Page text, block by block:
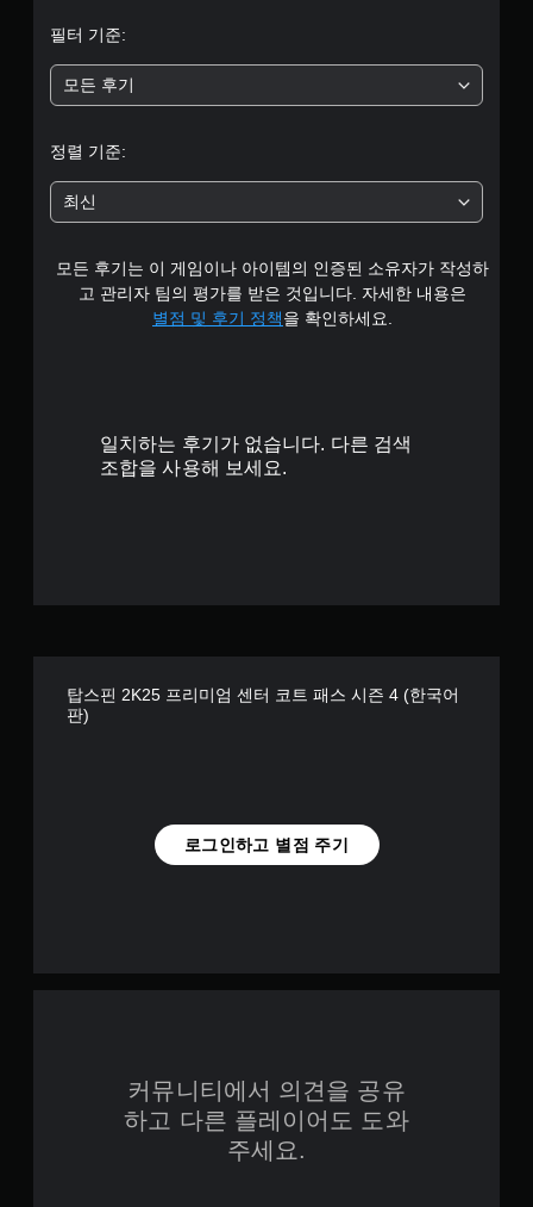
평
균
.
8
6
필터 기준:
모든 후기
정렬 기준:
최신
모든 후기는 이 게임이나 아이템의 인증된 소유자가 작성하
고 관리자 팀의 평가를 받은 것입니다. 자세한 내용은
별점 및 후기 정책을 확인하세요.
일치하는 후기가 없습니다. 다른 검색
조합을 사용해 보세요.
탑스핀 2K25 프리미엄 센터 코트 패스 시즌 4 (한국어
판)
로그인하고 별점 주기
커뮤니티에서 의견을 공유
하고 다른 플레이어도 도와
주세요.